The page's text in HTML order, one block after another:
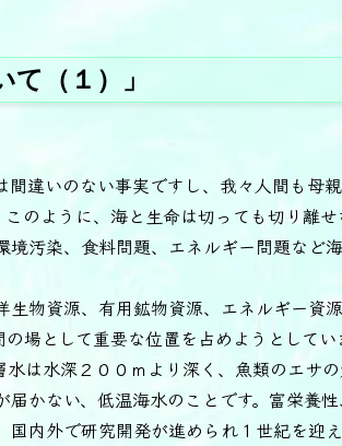
（１）」
違いのない事実ですし、我々人間も母
のように、海と生命は切っても切り離せ
汚染、食料問題、エネルギー問題など
物資源、有用鉱物資源、エネルギー資
場として重要な位置を占めようとして
は水深２００ｍより深く、魚類のエサ
かない、低温海水のことです。富栄養
内外で研究開発が進められ１世紀を迎え